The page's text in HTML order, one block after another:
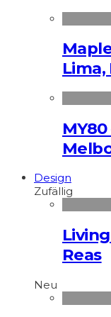
Lima,
Design
Zufällig
Reas
Neu